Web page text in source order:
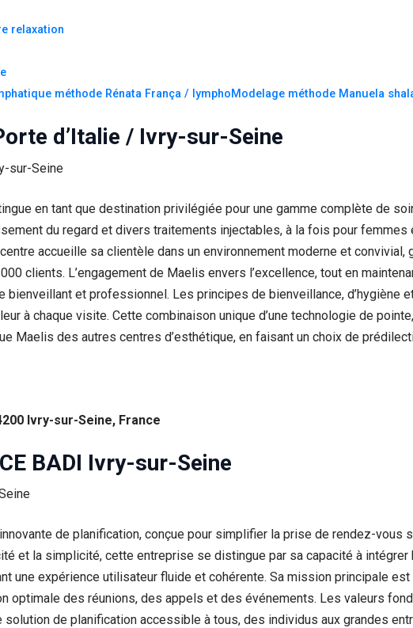
relaxation
méthode Rénata França / lymphoModelage méthode Manuela
d’Italie / Ivry-sur-Seine
en tant que destination privilégiée pour une gamme complète de
du regard et divers traitements injectables, à la fois pour femmes
accueille sa clientèle dans un environnement moderne et
clients. L’engagement de Maelis envers l’excellence, tout en
bienveillant et professionnel. Les principes de bienveillance,
à chaque visite. Cette combinaison unique d’une technologie de
Maelis des autres centres d’esthétique, en faisant un choix de
Ivry-sur-Seine, France
BADI Ivry-sur-Seine
de planification, conçue pour simplifier la prise de rendez-vous
et la simplicité, cette entreprise se distingue par sa capacité à
une expérience utilisateur fluide et cohérente. Sa mission principale
optimale des réunions, des appels et des événements. Les valeurs
de planification accessible à tous, des individus aux grandes